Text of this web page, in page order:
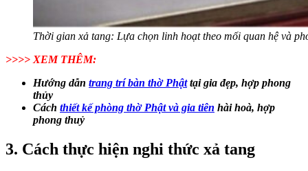
Thời gian xả tang: Lựa chọn linh hoạt theo mối quan hệ và
>>>> XEM THÊM:
Hướng dẫn trang trí bàn thờ Phậttại gia đẹp, hợp phong
thủy
Cách thiết kế phòng thờ Phật và gia tiên hài hoà, hợp
phong thuỷ
3. Cách thực hiện nghi thức xả tang